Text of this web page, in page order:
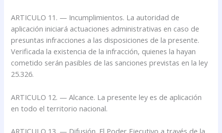
ARTICULO 11. — Incumplimientos. La autoridad de
aplicación iniciará actuaciones administrativas en caso de
presuntas infracciones a las disposiciones de la presente.
Verificada la existencia de la infracción, quienes la hayan
cometido serán pasibles de las sanciones previstas en la ley
25.326.
ARTICULO 12. — Alcance. La presente ley es de aplicación
en todo el territorio nacional.
ARTICULO 13. — Difusión. El Poder Ejecutivo a través de la